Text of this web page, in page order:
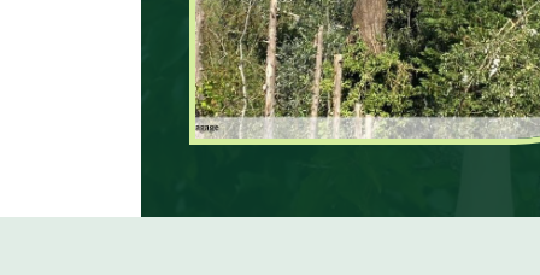
les traitements adaptés à